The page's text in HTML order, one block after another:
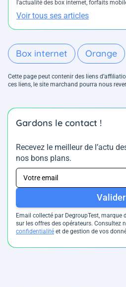
l'actualité des box internet, forfaits
Voir tous ses articles
Box internet Orange
Cette page peut contenir des liens
ces liens, le site marchand pourra nous
Gardons le contact !
Recevez le meilleur de l’actu
nos bons plans.
Valider
Email collecté par DegroupTest, marque
sur les offres des opérateurs. Consultez
confidentialité et de gestion de vos